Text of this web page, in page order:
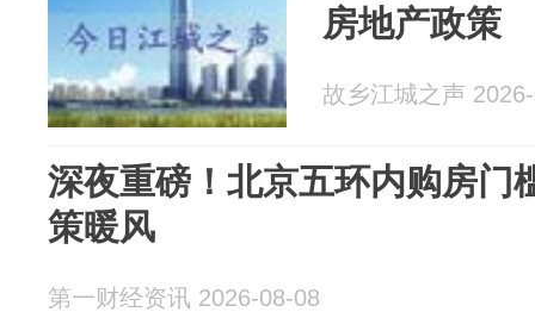
房地产政策
故乡江城之声
深夜重磅！北京五环内购房门
策暖风
第一财经资讯 2026-08-08